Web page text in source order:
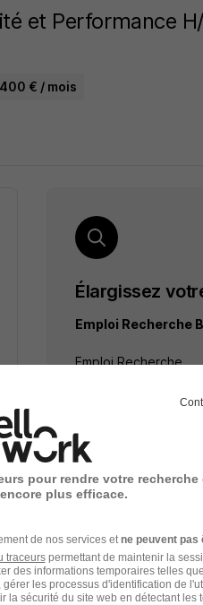
et Performance
€ / mois
Élargissez
Emploi Recherche
Emploi Recherche
Entreprises qui
pour rendre votre recherche
plus efficace.
de nos services etne peuvent pas
traceurspermettant de maintenir la
des informations temporaires telles
les processus d'identification de
la sécurité du site web en détectant les